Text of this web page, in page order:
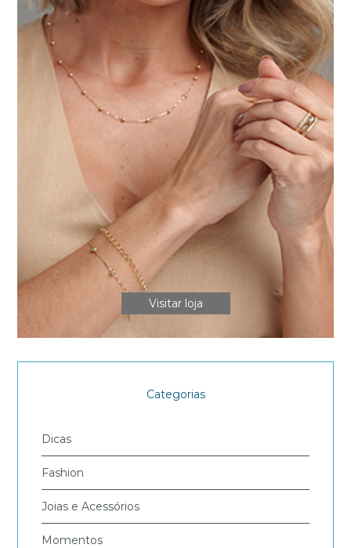
Visitar loja
Categorias
Dicas
Fashion
Joias e Acessórios
Momentos